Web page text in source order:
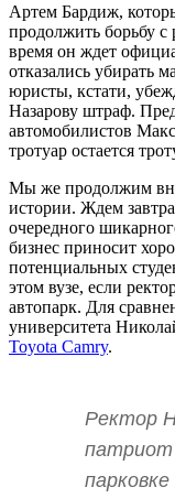
Артем Бардиж,
продолжить борьбу
время он ждет
отказались убирать
юристы, кстати,
Назарову штраф.
автомобилистов
тротуар остается
Мы же продолжим
истории. Ждем
очередного
бизнес приносит
потенциальных
этом вузе, если
автопарк. Для
университета
Toyota Camry.
Ректор
патриот